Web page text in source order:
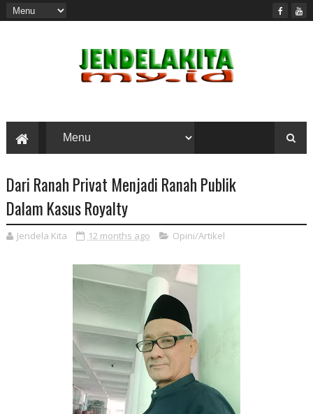
Dari Ranah Privat Menjadi Ranah Publik
Dalam Kasus Royalty
Jendela Kita 12 months ago Opini/Artikel